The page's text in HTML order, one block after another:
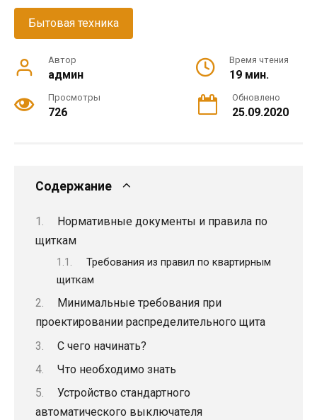
Бытовая техника
Автор
админ
Время чтения
19 мин.
Просмотры
726
Обновлено
25.09.2020
Содержание
Нормативные документы и правила по
щиткам
Требования из правил по квартирным
щиткам
Минимальные требования при
проектировании распределительного щита
С чего начинать?
Что необходимо знать
Устройство стандартного
автоматического выключателя